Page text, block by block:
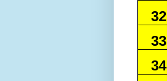
32
33
34